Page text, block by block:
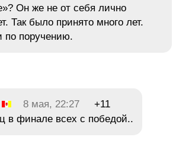
Он же не от себя лично
Так было принято много лет.
по поручению.
8 мая, 22:27
+11
в финале всех с победой..